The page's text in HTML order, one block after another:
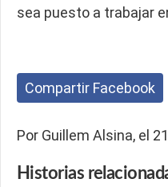
sea puesto a trabajar
Compartir Facebook
Por Guillem Alsina, el
Historias